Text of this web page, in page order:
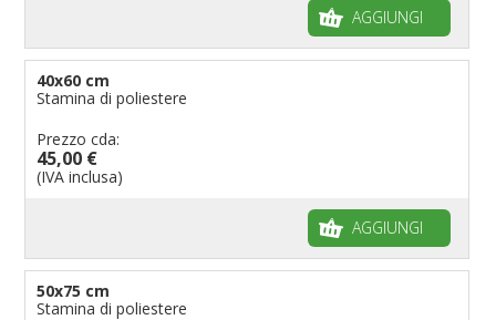
AGGIUNGI
40x60 cm
Stamina di poliestere
Prezzo cda:
45,00 €
(IVA inclusa)
AGGIUNGI
50x75 cm
Stamina di poliestere